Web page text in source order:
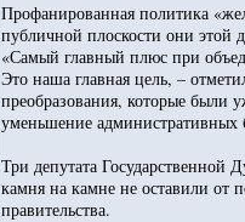
Профанированная политика
публичной плоскости они этой
«Самый главный плюс при
Это наша главная цель, –
преобразования, которые были
уменьшение административных
Три депутата
камня на камне не оставили от
правительства.